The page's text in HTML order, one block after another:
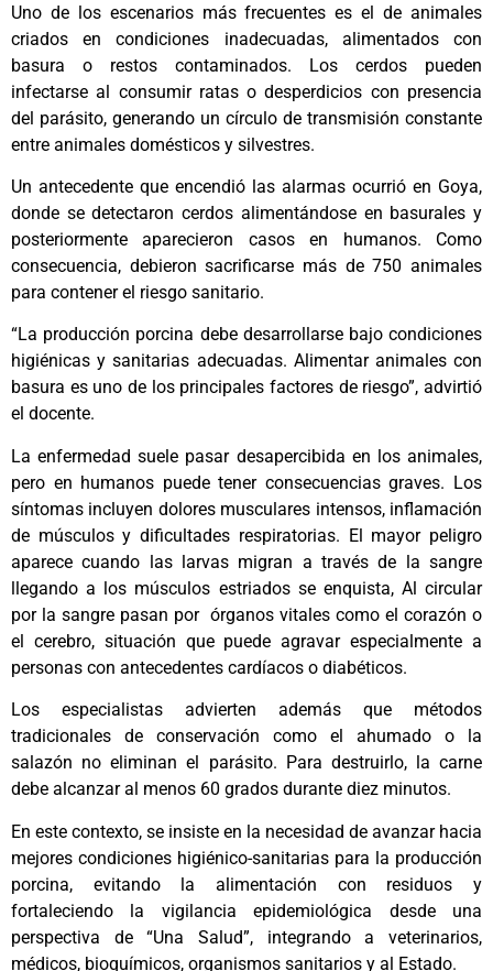
Uno de los escenarios más frecuentes es el de animales
criados en condiciones inadecuadas, alimentados con
basura o restos contaminados. Los cerdos pueden
infectarse al consumir ratas o desperdicios con presencia
del parásito, generando un círculo de transmisión constante
entre animales domésticos y silvestres.
Un antecedente que encendió las alarmas ocurrió en Goya,
donde se detectaron cerdos alimentándose en basurales y
posteriormente aparecieron casos en humanos. Como
consecuencia, debieron sacrificarse más de 750 animales
para contener el riesgo sanitario.
“La producción porcina debe desarrollarse bajo condiciones
higiénicas y sanitarias adecuadas. Alimentar animales con
basura es uno de los principales factores de riesgo”, advirtió
el docente.
La enfermedad suele pasar desapercibida en los animales,
pero en humanos puede tener consecuencias graves. Los
síntomas incluyen dolores musculares intensos, inflamación
de músculos y dificultades respiratorias. El mayor peligro
aparece cuando las larvas migran a través de la sangre
llegando a los músculos estriados se enquista, Al circular
por la sangre pasan por órganos vitales como el corazón o
el cerebro, situación que puede agravar especialmente a
personas con antecedentes cardíacos o diabéticos.
Los especialistas advierten además que métodos
tradicionales de conservación como el ahumado o la
salazón no eliminan el parásito. Para destruirlo, la carne
debe alcanzar al menos 60 grados durante diez minutos.
En este contexto, se insiste en la necesidad de avanzar hacia
mejores condiciones higiénico-sanitarias para la producción
porcina, evitando la alimentación con residuos y
fortaleciendo la vigilancia epidemiológica desde una
perspectiva de “Una Salud”, integrando a veterinarios,
médicos, bioquímicos, organismos sanitarios y al Estado.